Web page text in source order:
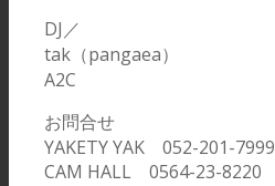
DJ／
tak（pangaea）
A2C
お問合せ
YAKETY YAK 052-201-7999
CAM HALL 0564-23-8220